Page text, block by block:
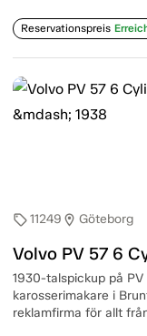
Reservationspreis
sell11249 location_on Göteborg
Volvo PV 57 6
1930-talspickup på
karosserimakare i
reklamfirma för allt